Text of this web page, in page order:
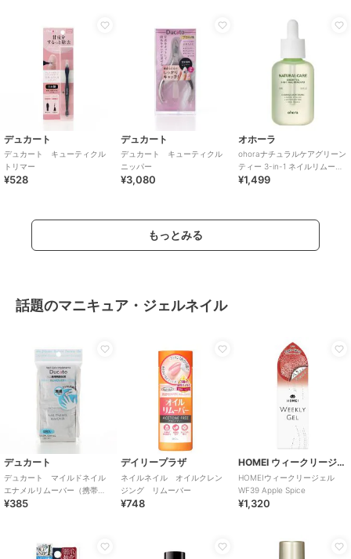
デュカート
デュカート キューティクル
トリマー
¥528
デュカート
デュカート キューティクル
ニッパー
¥3,080
オホーラ
ohoraナチュラルケアグリーン
ティー 3-in-1 ネイルリムーバ
ー(韓国コスメ)
¥1,499
もっとみる
話題のマニキュア・ジェルネイル
デュカート
デュカート マイルドネイル
エナメルリムーバー（携帯
用）
¥385
デイリープラザ
ネイルネイル オイルクレン
ジング リムーバー
¥748
HOMEI ウィークリージェル
HOMEIウィークリージェル
WF39 Apple Spice
¥1,320